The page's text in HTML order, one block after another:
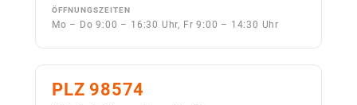
ÖFFNUNGSZEITEN
Mo – Do 9:00 – 16:30 Uhr, Fr 9:00 – 14:30 Uhr
PLZ 98574